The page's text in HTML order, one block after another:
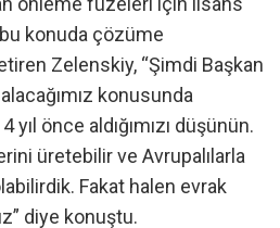
konuda çözüme
Zelenskiy, “Şimdi Başkan
konusunda
yıl önce aldığımızı düşünün.
üretebilir ve Avrupalılarla
Fakat halen evrak
diye konuştu.